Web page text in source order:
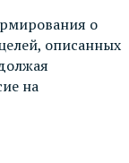
о
описанных
на